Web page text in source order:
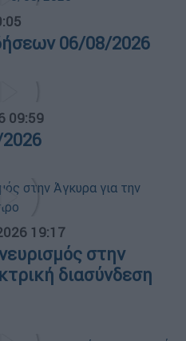
06/08/2026
09:59
19:17
στην
διασύνδεση